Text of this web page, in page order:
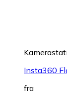
Insta360
fra